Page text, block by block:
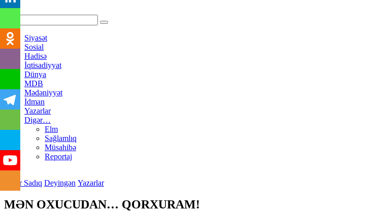
Siyasət
Sosial
Hadisə
İqtisadiyyat
Dünya
MDB
Mədəniyyət
İdman
Yazarlar
Digər…
Elm
Sağlamlıq
Müsahibə
Reportaj
Cəfər Sadıq Deyingən Yazarlar
MƏN OXUCUDAN… QORXURAM!